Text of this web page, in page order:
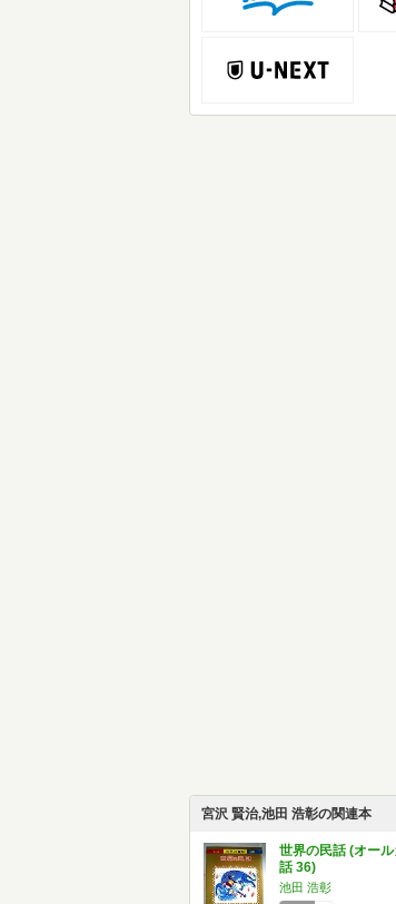
宮沢 賢治,池田 浩彰の関連本
世界の民話 (オー
話 36)
池田 浩彰